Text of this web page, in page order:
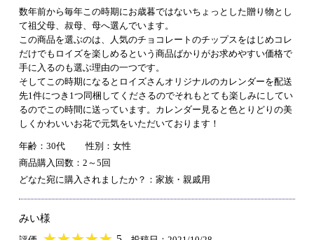
数年前から毎年この時期にお歳暮ではないちょっとした贈り物とし
て祖父母、叔母、母へ選んでいます。
この商品を選ぶのは、人気のチョコレートのチップスをはじめコレ
だけでもロイズを楽しめるという商品ばかりがお求めやすい価格で
手に入るのも選ぶ理由の一つです。
そしてこの時期になるとロイズさんオリジナルのカレンダーを配送
先1件につき1つ同梱してくださるのでそれもとても楽しみにしてい
るのでこの時間に送っています。カレンダー見ると色とりどりの美
しくかわいいお花で元気をいただいております！
年齢：30代
性別：女性
商品購入回数：2～5回
どなた宛に購入されましたか？：家族・親戚用
みい様